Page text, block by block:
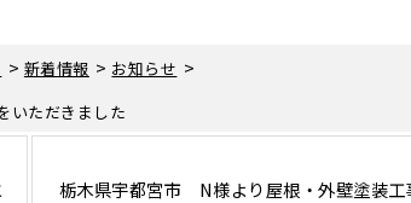
> 新着情報 > お知らせ >
いただきました
栃木県宇都宮市 N様より屋根・外壁塗装工